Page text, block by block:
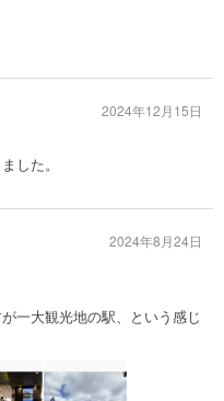
した。
2024年12月15日
一大観光地の駅、という感じ
2024年8月24日